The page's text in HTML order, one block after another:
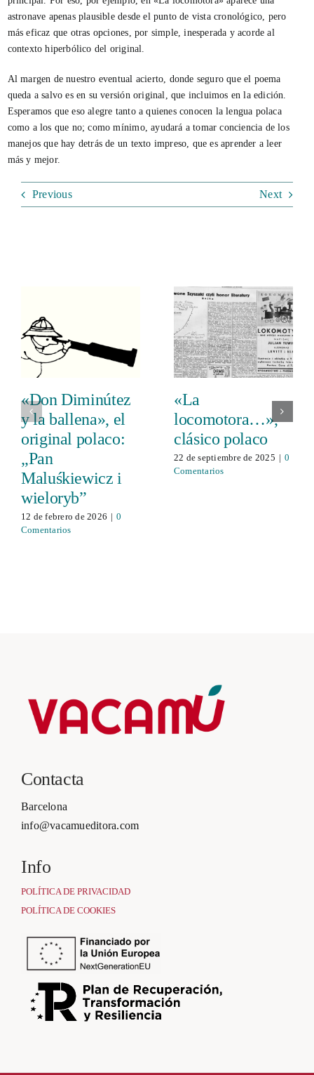
astronave apenas plausible desde el punto de vista cronológico, pero
más eficaz que otras opciones, por simple, inesperada y acorde al
contexto hiperbólico del original.
Al margen de nuestro eventual acierto, donde seguro que el poema
queda a salvo es en su versión original, que incluimos en la edición.
Esperamos que eso alegre tanto a quienes conocen la lengua polaca
como a los que no; como mínimo, ayudará a tomar conciencia de los
manejos que hay detrás de un texto impreso, que es aprender a leer
más y mejor.
Previous Next
«Don Diminútez
y la ballena», el
original polaco:
„Pan
Maluśkiewicz i
wieloryb”
12 de febrero de 2026 | 0
Comentarios
«La
locomotora…»,
clásico polaco
22 de septiembre de 2025 | 0
Comentarios
Contacta
Barcelona
info@vacamueditora.com
Info
POLÍTICA DE PRIVACIDAD
POLÍTICA DE COOKIES